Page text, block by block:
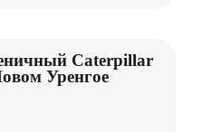
Caterpillar
Уренгое